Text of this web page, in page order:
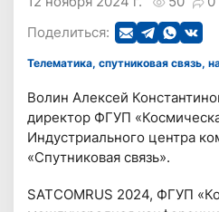
Поделиться:
Телематика, спутниковая связь,
Волин Алексей
директор ФГУП
Индустриального центра
«Спутниковая связь».
SATCOMRUS 2024, ФГУП